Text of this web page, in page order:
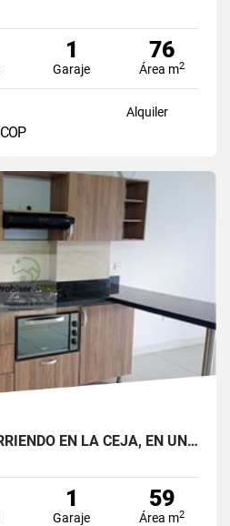
1
Garaje
76
Área m2
Alquiler
COP
APARTAMENTO EN ARRIENDO EN LA CEJA, EN UNIDAD CERRADA.
1
Garaje
59
Área m2